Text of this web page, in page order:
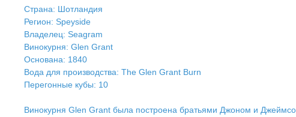
Страна: Шотландия
Регион: Speyside
Владелец: Seagram
Винокурня: Glen Grant
Основана: 1840
Вода для производства: The Glen Grant Burn
Перегонные кубы: 10
Винокурня Glen Grant была построена братьями Джоном и